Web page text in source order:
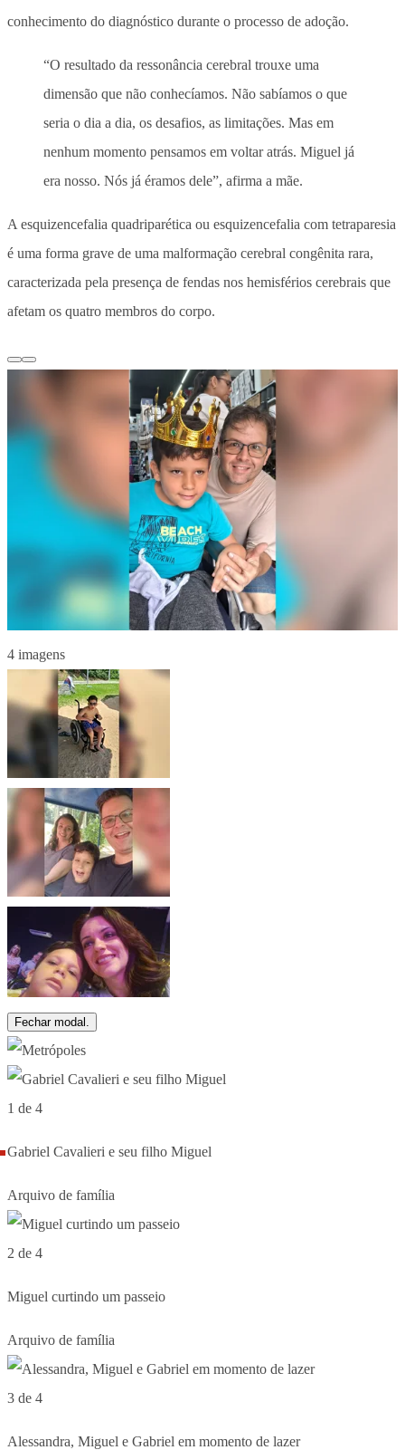
conhecimento do diagnóstico durante o processo de adoção.
“O resultado da ressonância cerebral trouxe uma
dimensão que não conhecíamos. Não sabíamos o que
seria o dia a dia, os desafios, as limitações. Mas em
nenhum momento pensamos em voltar atrás. Miguel já
era nosso. Nós já éramos dele”, afirma a mãe.
A esquizencefalia quadriparética ou esquizencefalia com tetraparesia
é uma forma grave de uma malformação cerebral congênita rara,
caracterizada pela presença de fendas nos hemisférios cerebrais que
afetam os quatro membros do corpo.
4 imagens
Fechar modal.
1 de 4
Gabriel Cavalieri e seu filho Miguel
Arquivo de família
2 de 4
Miguel curtindo um passeio
Arquivo de família
3 de 4
Alessandra, Miguel e Gabriel em momento de lazer